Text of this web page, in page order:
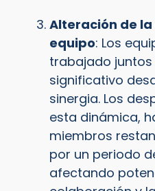
Alteración de
equipo: Los
trabajado
significativo
sinergia. Los
esta dinámica,
miembros
por un periodo
afectando